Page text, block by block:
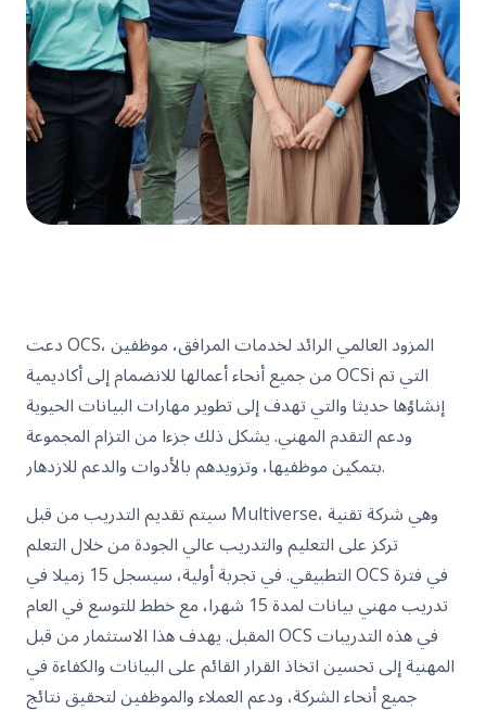
دعت OCS، المزود العالمي الرائد لخدمات المرافق، موظفين
من جميع أنحاء أعمالها للانضمام إلى أكاديمية OCSi التي تم
إنشاؤها حديثا والتي تهدف إلى تطوير مهارات البيانات الحيوية
ودعم التقدم المهني. يشكل ذلك جزءا من التزام المجموعة
بتمكين موظفيها، وتزويدهم بالأدوات والدعم للازدهار.
سيتم تقديم التدريب من قبل Multiverse، وهي شركة تقنية
تركز على التعليم والتدريب عالي الجودة من خلال التعلم
التطبيقي. في تجربة أولية، سيسجل 15 زميلا في OCS في فترة
تدريب مهني بيانات لمدة 15 شهرا، مع خطط للتوسع في العام
المقبل. يهدف هذا الاستثمار من قبل OCS في هذه التدريبات
المهنية إلى تحسين اتخاذ القرار القائم على البيانات والكفاءة في
جميع أنحاء الشركة، ودعم العملاء والموظفين لتحقيق نتائج